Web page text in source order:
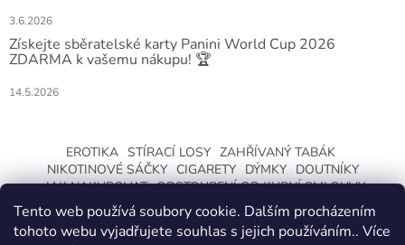
Tento web používá soubory cookie. Dalším procházením
tohoto webu vyjadřujete souhlas s jejich používáním.. Více
3.6.2026
Získejte sběratelské karty Panini World Cup 2026
ZDARMA k vašemu nákupu! 🏆
14.5.2026
EROTIKA STÍRACÍ LOSY ZAHŘÍVANÝ TABÁK
NIKOTINOVÉ SÁČKY CIGARETY DÝMKY
DOUTNÍKY
JAK NAKUPOVAT ODSTOUPENÍ OD KUPNÍ SMLOUVY